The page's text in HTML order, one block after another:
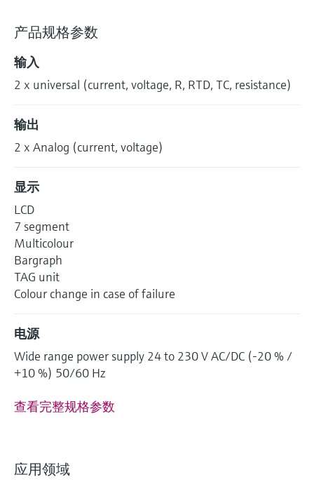
通过应用参数查找、选择并配置产品
Device Viewer
查找产品具体信息和文档
备件查找工具
您可通过产品型号、订单代码或序列号，轻
Level measurement with pressure
选购全部
微波传输测量原理
Memosens数字技术
产品规格参数
输入
2 x universal (current, voltage, R, RTD, TC, resistance)
输出
2 x Analog (current, voltage)
显示
LCD
7 segment
Multicolour
Bargraph
TAG unit
Colour change in case of failure
电源
Wide range power supply 24 to 230 V AC/DC (-20 % /
+10 %) 50/60 Hz
查看完整规格参数
应用领域